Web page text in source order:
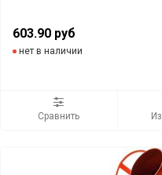
603.90 руб
нет в наличии
Сравнить